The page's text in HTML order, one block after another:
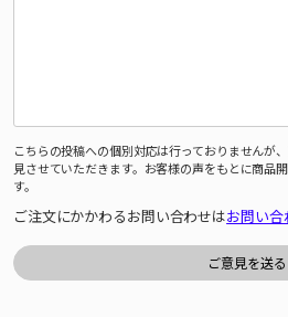
こちらの投稿への個別対応は行っておりませんが
見させていただきます。お客様の声をもとに商品
す。
ご注文にかかわるお問い合わせはお問い合